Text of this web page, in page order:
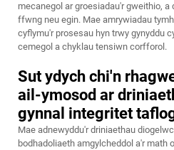
mecanegol ar groesiadau'r gweithio,
ffwng neu egin. Mae amrywiadau
cyflymu'r prosesau hyn trwy gynyddu
cemegol a chyklau tensiwn corfforol.
Sut ydych chi'n
ail-ymosod ar
gynnal integritet
Mae adnewyddu'r driniaethau
bodhadoliaeth amgylcheddol a'r math